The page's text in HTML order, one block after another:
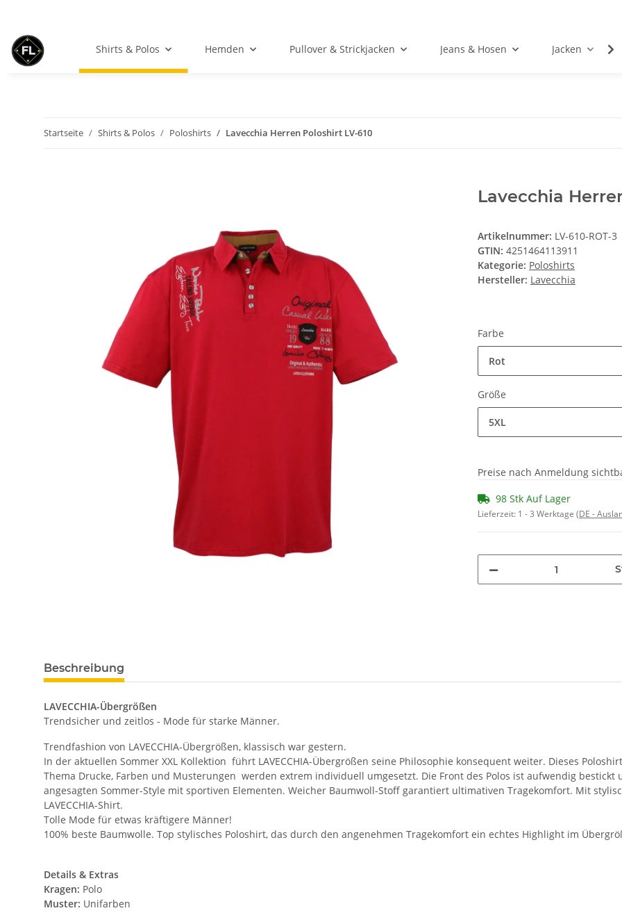
Shirts & Polos Hemden Pullover & Strickjacken Jeans & Hosen Jacken
Startseite Shirts & Polos Poloshirts Lavecchia Herren Poloshirt LV-610
Lavecchia
Artikelnummer: LV-610-ROT-3
GTIN: 4251464113911
Kategorie: Poloshirts
Hersteller: Lavecchia
Farbe
Rot
Größe
5XL
Preise nach Anmeldung
98 Stk Auf Lager
Lieferzeit: 1 - 3 Werktage (DE -
Beschreibung
LAVECCHIA-Übergrößen
Trendsicher und zeitlos - Mode für starke Männer.
Trendfashion von LAVECCHIA-Übergrößen, klassisch war gestern.
In der aktuellen Sommer XXL Kollektion führt LAVECCHIA-Übergrößen seine Philosophie konsequent weiter. Dieses
Thema Drucke, Farben und Musterungen werden extrem individuell umgesetzt. Die Front des Polos ist aufwendig
angesagten Sommer-Style mit sportiven Elementen. Weicher Baumwoll-Stoff garantiert ultimativen Tragekomfort. Mit
LAVECCHIA-Shirt.
Tolle Mode für etwas kräftigere Männer!
100% beste Baumwolle. Top stylisches Poloshirt, das durch den angenehmen Tragekomfort ein echtes Highlight im
Details & Extras
Kragen: Polo
Muster: Unifarben